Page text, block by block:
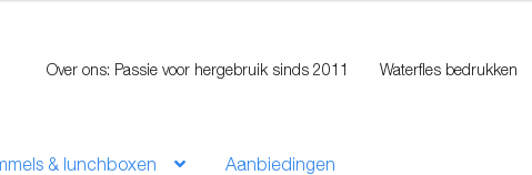
Over ons: Passie voor hergebruik sinds 2011 Waterfles bedrukken
& lunchboxen Aanbiedingen